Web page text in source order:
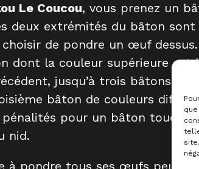
Le Coucou, vous prenez un
deux extrémités du bâton sont
de pondre un œuf
dont la couleur supérieure est
jusqu’à trois bâtons.
bâton de couleurs
pour un bâton
nid.
à pondre tous ses œufs peut